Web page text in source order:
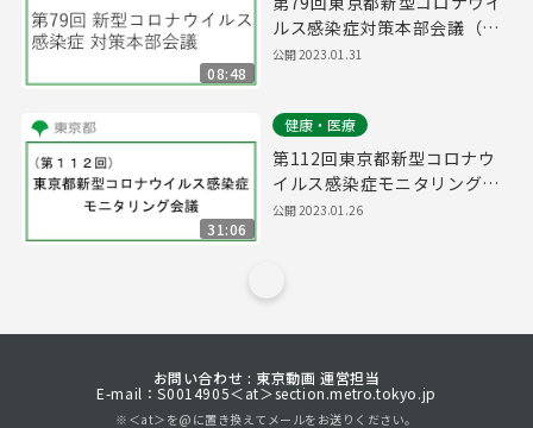
08:48
ルス感染症対策本部会議（令
和5年1月31日 16時15分～）
公開2023.01.31
31:06
健康・医療
第112回東京都新型コロナウ
イルス感染症モニタリング会
議(令和5年1月26日16時15分
公開2023.01.26
お問い合わせ : 東京動画 運営担当
E-mail：S0014905＜at＞section.metro.tokyo.jp
※＜at＞を@に置き換えてメールをお送りください。